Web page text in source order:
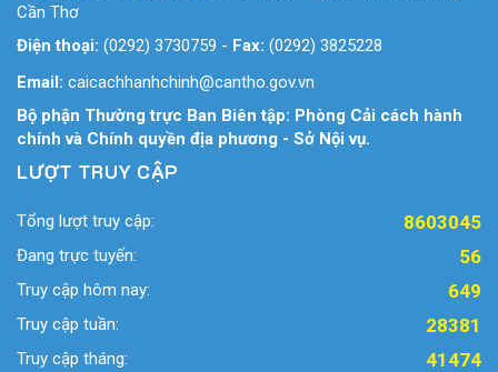
Cần Thơ
Điện thoại: (0292) 3730759 - Fax: (0292) 3825228
Email: caicachhanhchinh@cantho.gov.vn
Bộ phận Thường trực Ban Biên tập: Phòng Cải cách hành
chính và Chính quyền địa phương - Sở Nội vụ.
LƯỢT TRUY CẬP
Tổng lượt truy cập: 8603045
Đang trực tuyến: 56
Truy cập hôm nay: 649
Truy cập tuần: 28381
Truy cập tháng: 41474